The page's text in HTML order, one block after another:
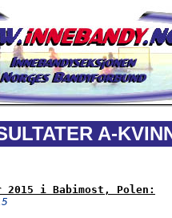
A-
2015 i Babimost, Polen: